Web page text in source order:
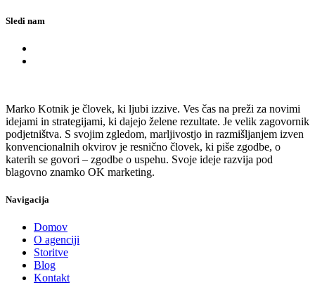
Sledi nam
Marko Kotnik je človek, ki ljubi izzive. Ves čas na preži za novimi
idejami in strategijami, ki dajejo želene rezultate. Je velik zagovornik
podjetništva. S svojim zgledom, marljivostjo in razmišljanjem izven
konvencionalnih okvirov je resnično človek, ki piše zgodbe, o
katerih se govori – zgodbe o uspehu. Svoje ideje razvija pod
blagovno znamko OK marketing.
Navigacija
Domov
O agenciji
Storitve
Blog
Kontakt